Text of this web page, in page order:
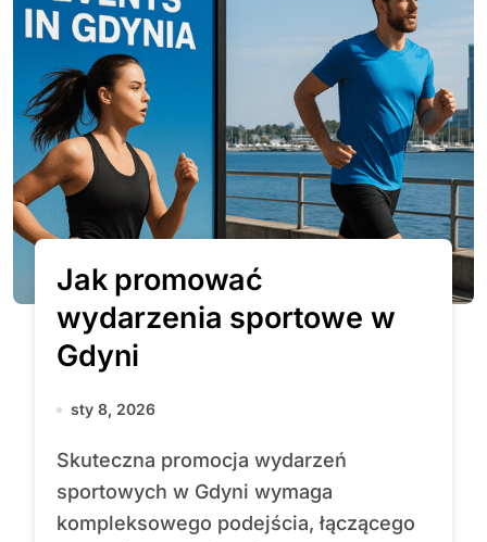
Jak promować
wydarzenia sportowe w
Gdyni
sty 8, 2026
Skuteczna promocja wydarzeń
sportowych w Gdyni wymaga
kompleksowego podejścia, łączącego